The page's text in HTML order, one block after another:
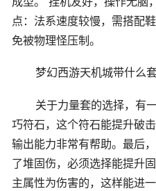
点：法系速度较慢，需搭配
免被物理怪压制。
梦幻西游天机城带什么
关于力量套的选择，有
巧符石，这个符石能提升破
输出能力非常有帮助。最后
了堆固伤，必须选择能提升
主属性为伤害的，这样能进